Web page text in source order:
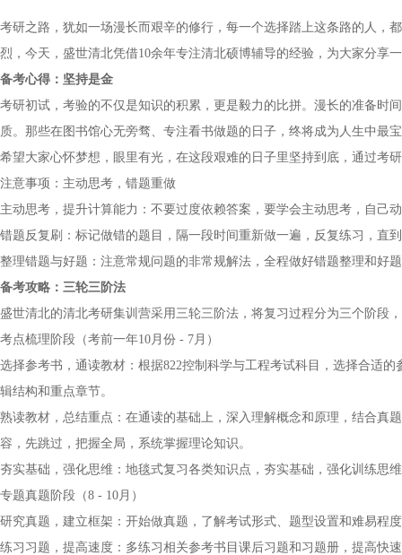
考研之路，犹如一场漫长而艰辛的修行，每一个选择踏上这条路的人，
烈，今天，盛世清北凭借10余年专注清北硕博辅导的经验，为大家分享
备考心得：坚持是金
考研初试，考验的不仅是知识的积累，更是毅力的比拼。漫长的准备时
质。那些在图书馆心无旁骛、专注看书做题的日子，终将成为人生中最
希望大家心怀梦想，眼里有光，在这段艰难的日子里坚持到底，通过考
注意事项：主动思考，错题重做
主动思考，提升计算能力：不要过度依赖答案，要学会主动思考，自己
错题反复刷：标记做错的题目，隔一段时间重新做一遍，反复练习，直
整理错题与好题：注意常规问题的非常规解法，全程做好错题整理和好
备考攻略：三轮三阶法
盛世清北的清北考研集训营采用三轮三阶法，将复习过程分为三个阶段
考点梳理阶段（考前一年10月份 - 7月）
选择参考书，通读教材：根据822控制科学与工程考试科目，选择合适
辑结构和重点章节。
熟读教材，总结重点：在通读的基础上，深入理解概念和原理，结合真
容，先跳过，把握全局，系统掌握理论知识。
夯实基础，强化思维：地毯式复习各类知识点，夯实基础，强化训练思
专题真题阶段（8 - 10月）
研究真题，建立框架：开始做真题，了解考试形式、题型设置和难易程
练习习题，提高速度：多练习相关参考书目课后习题和习题册，提高快